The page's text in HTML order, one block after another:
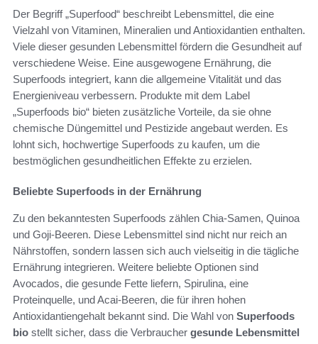
Der Begriff „Superfood“ beschreibt Lebensmittel, die eine
Vielzahl von Vitaminen, Mineralien und Antioxidantien enthalten.
Viele dieser gesunden Lebensmittel fördern die Gesundheit auf
verschiedene Weise. Eine ausgewogene Ernährung, die
Superfoods integriert, kann die allgemeine Vitalität und das
Energieniveau verbessern. Produkte mit dem Label
„Superfoods bio“ bieten zusätzliche Vorteile, da sie ohne
chemische Düngemittel und Pestizide angebaut werden. Es
lohnt sich, hochwertige Superfoods zu kaufen, um die
bestmöglichen gesundheitlichen Effekte zu erzielen.
Beliebte Superfoods in der Ernährung
Zu den bekanntesten Superfoods zählen Chia-Samen, Quinoa
und Goji-Beeren. Diese Lebensmittel sind nicht nur reich an
Nährstoffen, sondern lassen sich auch vielseitig in die tägliche
Ernährung integrieren. Weitere beliebte Optionen sind
Avocados, die gesunde Fette liefern, Spirulina, eine
Proteinquelle, und Acai-Beeren, die für ihren hohen
Antioxidantiengehalt bekannt sind. Die Wahl von Superfoods
bio stellt sicher, dass die Verbraucher gesunde Lebensmittel